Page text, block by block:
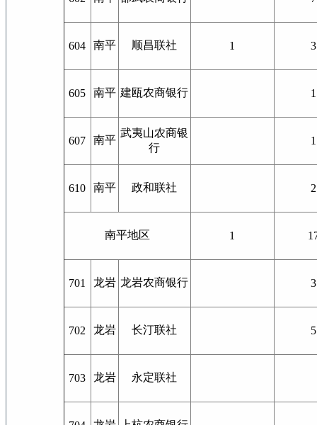
604 南平 顺昌联社 1 3
605 南平 建瓯农商银行 1
607 南平
武夷山农商银
行
1
610 南平 政和联社 2
南平地区 1
701 龙岩 龙岩农商银行 3
702 龙岩 长汀联社 5
703 龙岩 永定联社